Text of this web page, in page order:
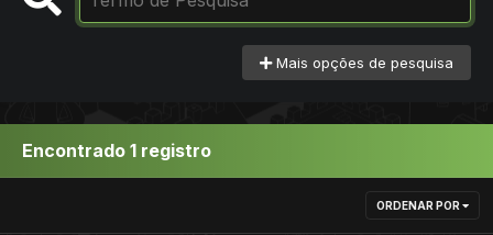
Mais opções de pesquisa
Encontrado 1 registro
ORDENAR POR